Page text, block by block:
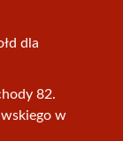
dla
82.
w